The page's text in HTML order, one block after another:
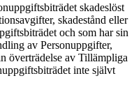
skadeslöst
skadestånd eller
och som har sin
av Personuppgifter,
överträdelse av Tillämpliga
inte självt